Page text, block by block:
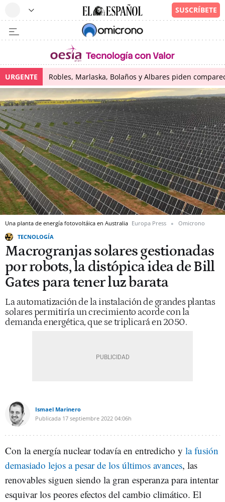
URGENTE Robles, Marlaska, Bolaños y Albares piden
Una planta de energía fotovoltáica en Australia Europa Press
Omicrono
TECNOLOGÍA
Macrogranjas solares gestionadas
por robots, la distópica idea de Bill
Gates para tener luz barata
La automatización de la instalación de grandes plantas
solares permitiría un crecimiento acorde con la
demanda energética, que se triplicará en 2050.
Ismael Marinero
Publicada 17 septiembre 2022 04:06h
Con la energía nuclear todavía en entredicho y la fusión
demasiado lejos a pesar de los últimos avances, las
renovables siguen siendo la gran esperanza para intentar
esquivar los peores efectos del cambio climático. El